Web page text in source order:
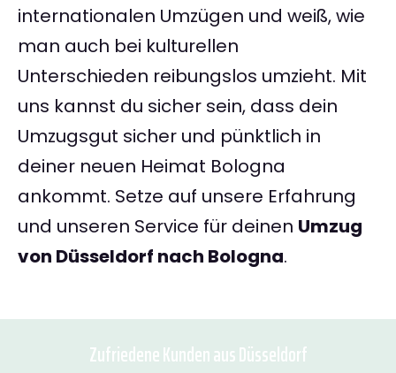
internationalen Umzügen und weiß, wie
man auch bei kulturellen
Unterschieden reibungslos umzieht. Mit
uns kannst du sicher sein, dass dein
Umzugsgut sicher und pünktlich in
deiner neuen Heimat Bologna
ankommt. Setze auf unsere Erfahrung
und unseren Service für deinen Umzug
von Düsseldorf nach Bologna.
Zufriedene Kunden aus Düsseldorf